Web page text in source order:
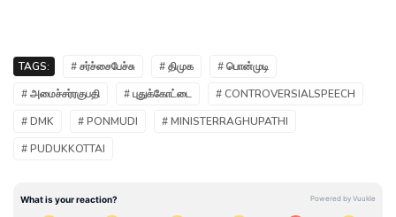
TAGS: # சர்ச்சைபேச்சு # திமுக
# பொன்முடி
# அமைச்சர்ரகுபதி
# புதுக்கோட்டை
# CONTROVERSIALSPEECH
# DMK
# PONMUDI
# MINISTERRAGHUPATHI
# PUDUKKOTTAI